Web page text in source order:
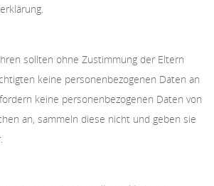
sollten ohne Zustimmung der Eltern
keine personenbezogenen Daten an
keine personenbezogenen Daten von
an, sammeln diese nicht und geben sie